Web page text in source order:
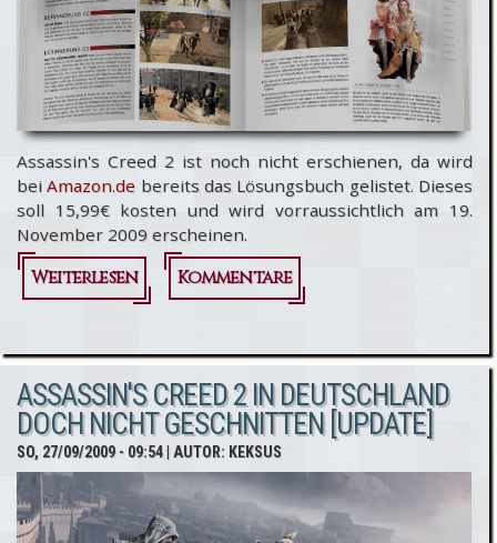
Assassin's Creed 2 ist noch nicht erschienen, da wird
beiAmazon.de bereits das Lösungsbuch gelistet. Dieses
soll 15,99€ kosten und wird vorraussichtlich am 19.
November 2009 erscheinen.
Weiterlesen
über
Creed 2
Lösungsbuch
bei Amazon
Kommentare
ASSASSIN'S CREED 2 IN DEUTSCHLAND
DOCH NICHT GESCHNITTEN [UPDATE]
SO, 27/09/2009 - 09:54| AUTOR: KEKSUS